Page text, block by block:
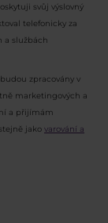
svůj výslovný
telefonicky za
a službách
zpracovány v
marketingových a
a přijímám
jako varování a